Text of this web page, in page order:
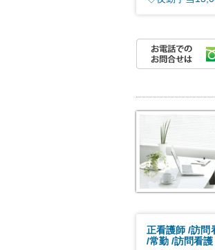
正看護師 訪問
常勤 訪問看護